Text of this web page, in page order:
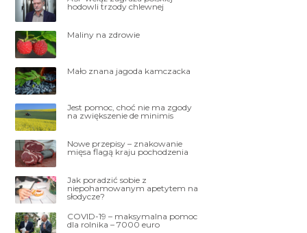
hodowli trzody chlewnej
Maliny na zdrowie
Mało znana jagoda kamczacka
Jest pomoc, choć nie ma zgody
na zwiększenie de minimis
Nowe przepisy – znakowanie
mięsa flagą kraju pochodzenia
Jak poradzić sobie z
niepohamowanym apetytem na
słodycze?
COVID-19 – maksymalna pomoc
dla rolnika – 7000 euro